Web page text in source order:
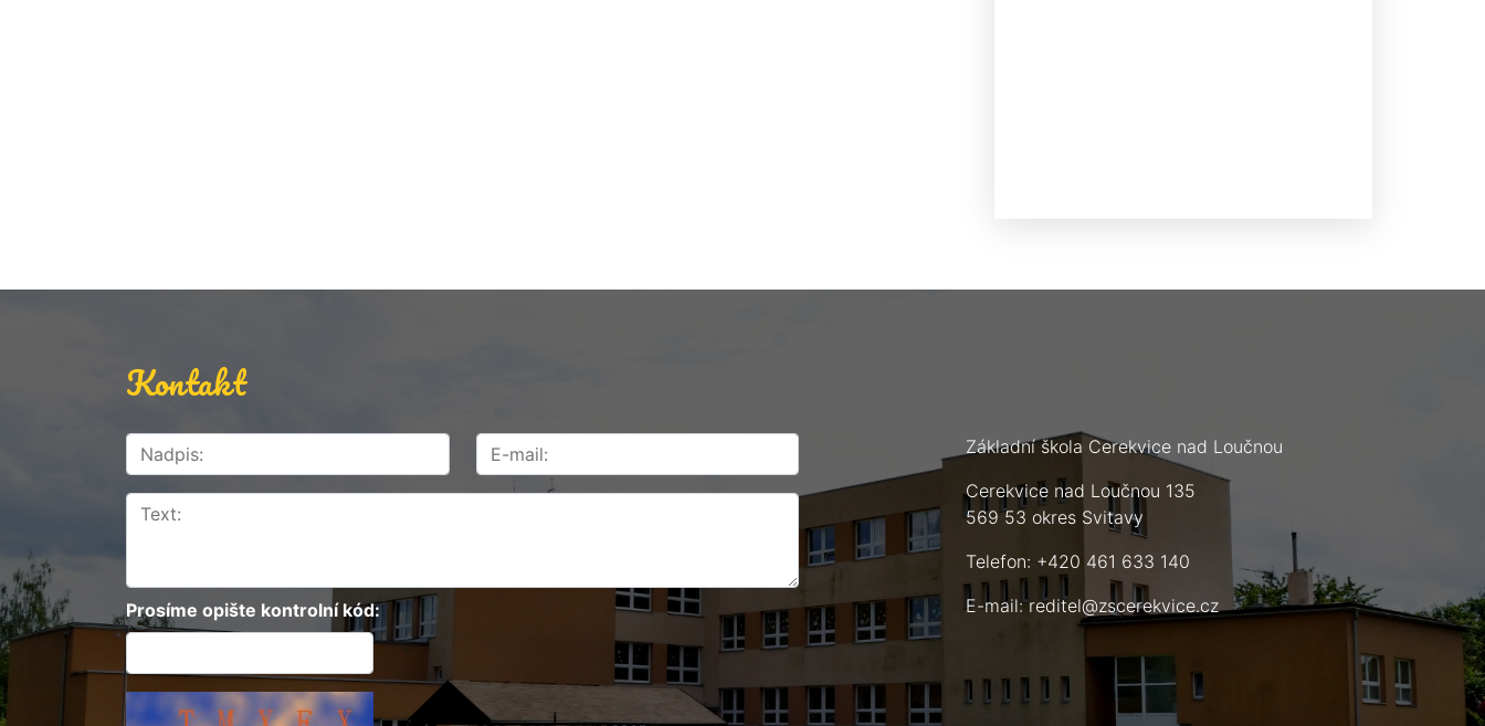
Kontakt
Prosíme opište kontrolní kód:
Základní škola Cerekvice nad Loučnou
Cerekvice nad Loučnou 135
569 53 okres Svitavy
Telefon: +420 461 633 140
E-mail:reditel@zscerekvice.cz